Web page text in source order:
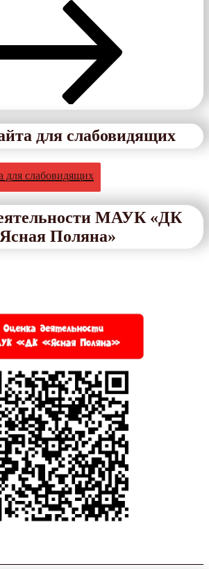
для слабовидящих
для слабовидящих
МАУК «ДК
Поляна»